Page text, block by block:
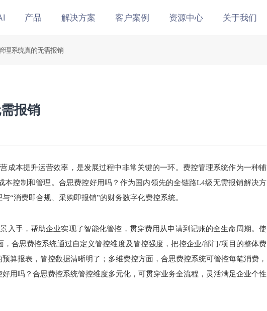
产品 解决方案 客户案例 资源中心 关于我们
理系统真的无需报销
报销
成本提升运营效率，是发展过程中非常关键的一环。费控管理系统作为一种辅
本控制和管理。合思费控好用吗？作为国内领先的全链路L4级无需报销解决方
与“消费即合规、采购即报销”的财务数字化费控系统。
入手，帮助企业实现了智能化管控，贯穿费用从申请到记账的全生命周期。使
合思费控系统通过自定义管控维度及管控强度，把控企业/部门/项目的整体费
算报表，管控数据清晰明了 ；多维费控方面，合思费控系统可管控每笔消费，
用吗？合思费控系统管控维度多元化，可贯穿业务全流程，灵活满足企业个性